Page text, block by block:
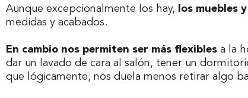
Aunque excepcionalmente los hay, los muebles
medidas y acabados.
En cambio nos permiten ser más flexibles a la
dar un lavado de cara al salón, tener un
que lógicamente, nos duela menos retirar algo